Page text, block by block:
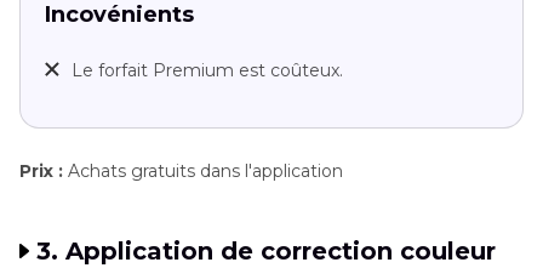
Incovénients
Le forfait Premium est coûteux.
Prix : Achats gratuits dans l'application
3. Application de correction couleur